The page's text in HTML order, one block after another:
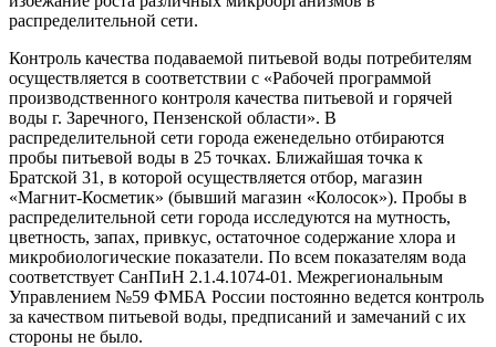
распределительной сети.
Контроль качества подаваемой питьевой воды потребителям
осуществляется в соответствии с «Рабочей программой
производственного контроля качества питьевой и горячей
воды г. Заречного, Пензенской области». В
распределительной сети города еженедельно отбираются
пробы питьевой воды в 25 точках. Ближайшая точка к
Братской 31, в которой осуществляется отбор, магазин
«Магнит-Косметик» (бывший магазин «Колосок»). Пробы в
распределительной сети города исследуются на мутность,
цветность, запах, привкус, остаточное содержание хлора и
микробиологические показатели. По всем показателям вода
соответствует СанПиН 2.1.4.1074-01. Межрегиональным
Управлением №59 ФМБА России постоянно ведется контроль
за качеством питьевой воды, предписаний и замечаний с их
стороны не было.